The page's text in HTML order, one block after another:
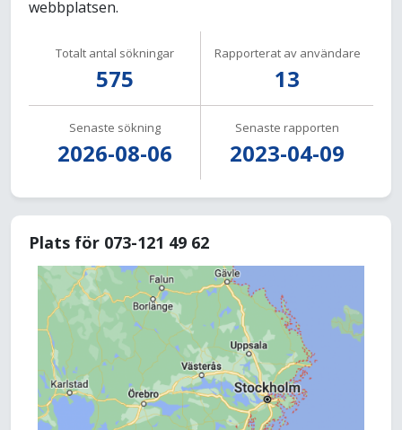
webbplatsen.
Totalt antal sökningar
575
Rapporterat av användare
13
Senaste sökning
2026-08-06
Senaste rapporten
2023-04-09
Plats för 073-121 49 62